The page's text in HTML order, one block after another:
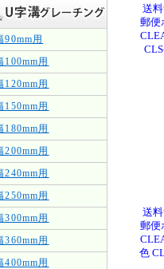
90mm用
100mm用
120mm用
150mm用
180mm用
200mm用
240mm用
250mm用
300mm用
360mm用
400mm用
送
郵便
送
郵便
色